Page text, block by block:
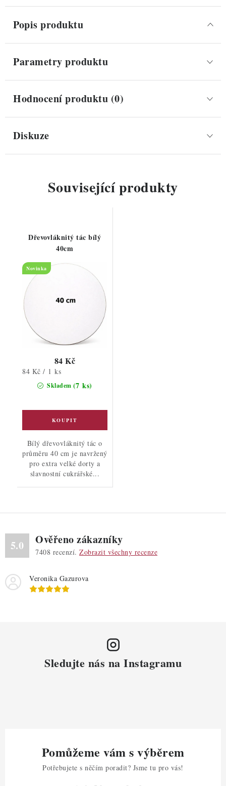
Popis produktu
Parametry produktu
Hodnocení produktu (0)
Diskuze
Související produkty
Dřevovláknitý tác bílý
40cm
Novinka
Skladem (7 ks)
84 Kč
Měrná
84 Kč / 1 ks
Bílý dřevovláknitý tác o
průměru 40 cm je navržený
pro extra velké dorty a
slavnostní cukrářské...
5.0 Ověřeno zákazníky
7408 recenzí. Zobrazit všechny recenze
Veronika Gazurova
Sledujte nás na Instagramu
Pomůžeme vám s výběrem
Potřebujete s něčím poradit? Jsme tu pro vás!